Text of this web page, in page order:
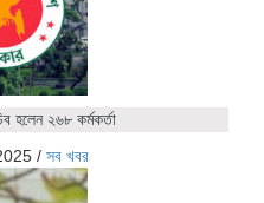
হলেন ২৬৮ কর্মকর্তা
/ সব খবর